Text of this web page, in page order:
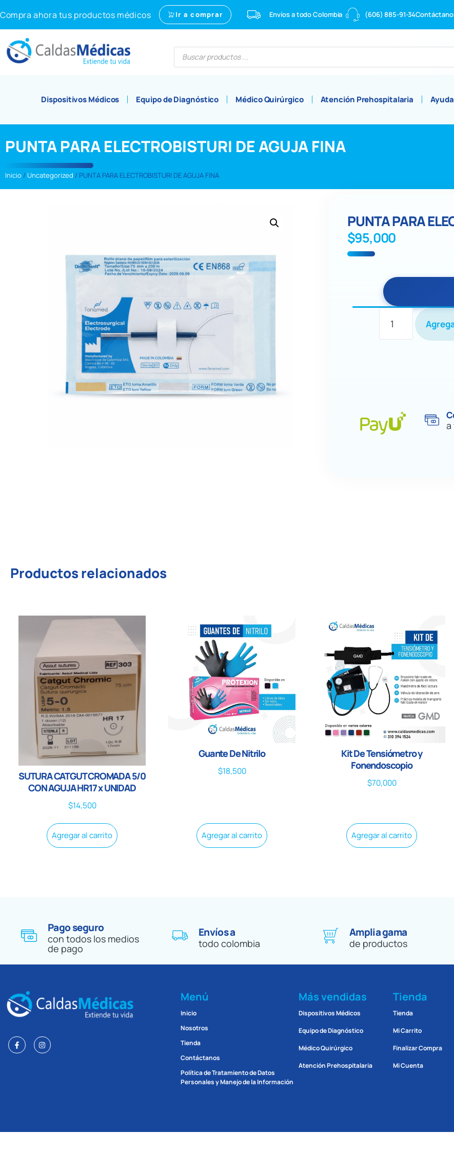
Compra ahora tus productos médicos Ir a comprar Envíos a todo Colombia (606) 885-91-34
Dispositivos Médicos Equipo de Diagnóstico Médico Quirúrgico Atención Prehospitalaria
PUNTA PARA ELECTROBISTURI DE AGUJA FINA
Inicio / Uncategorized / PUNTA PARA ELECTROBISTURI DE AGUJA FINA
PUNTA PARA
$95,000
a
Productos relacionados
SUTURA CATGUT CROMADA 5/0
CON AGUJA HR17 x UNIDAD
$14,500
Agregar al carrito
Guante De Nitrilo
$18,500
Agregar al carrito
Kit De Tensiómetro y
Fonendoscopio
$70,000
Agregar al carrito
Pago seguro
con todos los medios
de pago
Envíos a
todo colombia
Amplia gama
de productos
Menú
Inicio
Nosotros
Tienda
Contáctanos
Política de Tratamiento de Datos
Personales y Manejo de la Información
Más vendidas
Dispositivos Médicos
Equipo de Diagnóstico
Médico Quirúrgico
Atención Prehospitalaria
Tienda
Tienda
Mi Carrito
Finalizar Compra
Mi Cuenta